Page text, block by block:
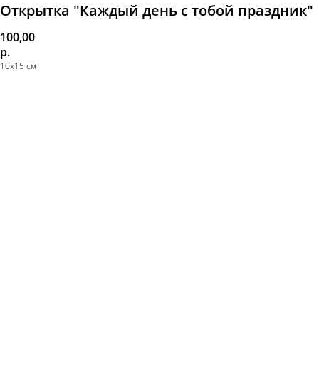
Открытка "Каждый день с тобой праздник"
100,00
р.
10х15 см